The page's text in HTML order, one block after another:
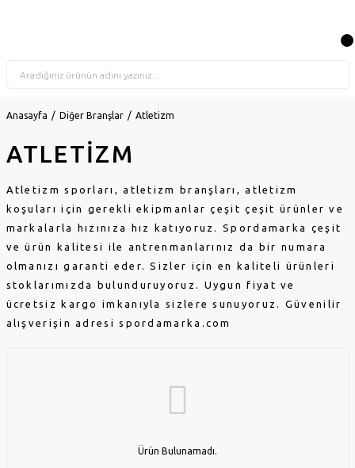
Anasayfa Diğer Branşlar Atletizm
ATLETİZM
Atletizmsporları , atletizm branşları , atletizm
koşularıiçin gerekli ekipmanlar çeşit çeşit ürünler ve
markalarla hızınıza hız katıyoruz.Spordamarka çeşit
ve ürün kalitesi ile antrenmanlarınız da bir numara
olmanızı garanti eder. Sizler için en kaliteli ürünleri
stoklarımızda bulunduruyoruz. Uygun fiyatve
ücretsiz kargoimkanıyla sizlere sunuyoruz. Güvenilir
alışverişin adresi spordamarka.com
Ürün Bulunamadı.